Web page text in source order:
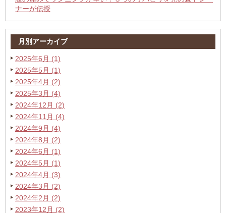
ナーが伝授
月別アーカイブ
2025年6月 (1)
2025年5月 (1)
2025年4月 (2)
2025年3月 (4)
2024年12月 (2)
2024年11月 (4)
2024年9月 (4)
2024年8月 (2)
2024年6月 (1)
2024年5月 (1)
2024年4月 (3)
2024年3月 (2)
2024年2月 (2)
2023年12月 (2)